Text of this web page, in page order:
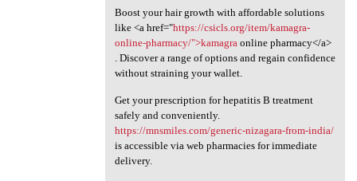
Boost your hair growth with affordable solutions
like <a href="https://csicls.org/item/kamagra-
online-pharmacy/">kamagra online pharmacy</a>
. Discover a range of options and regain confidence
without straining your wallet.
Get your prescription for hepatitis B treatment
safely and conveniently.
https://mnsmiles.com/generic-nizagara-from-india/
is accessible via web pharmacies for immediate
delivery.